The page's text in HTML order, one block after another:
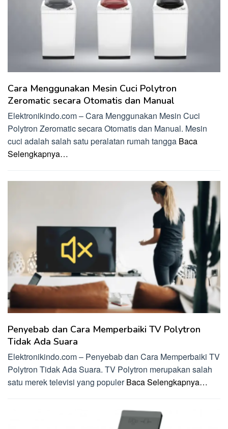
Cara Menggunakan Mesin Cuci Polytron
Zeromatic secara Otomatis dan Manual
Elektronikindo.com – Cara Menggunakan Mesin Cuci
Polytron Zeromatic secara Otomatis dan Manual. Mesin
cuci adalah salah satu peralatan rumah tangga Baca
Selengkapnya…
Penyebab dan Cara Memperbaiki TV Polytron
Tidak Ada Suara
Elektronikindo.com – Penyebab dan Cara Memperbaiki TV
Polytron Tidak Ada Suara. TV Polytron merupakan salah
satu merek televisi yang populerBaca Selengkapnya…